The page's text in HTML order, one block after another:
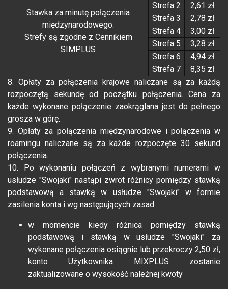
Stawka za minutę połączenia
międzynarodowego.
Strefy są zgodne z Cennikiem
SIMPLUS
Strefa 2
2,61 zł
Strefa 3
2,78 zł
Strefa 4
3,00 zł
Strefa 5
3,28 zł
Strefa 6
4,94 zł
Strefa 7
8,35 zł
8. Opłaty za połączenia krajowe naliczane są za każdą
rozpoczętą sekundę od początku połączenia. Cena za
każde wykonane połączenie zaokrąglana jest do pełnego
grosza w górę.
9. Opłaty za połączenia międzynarodowe i połączenia w
roamingu naliczane są za każde rozpoczęte 30 sekund
połączenia.
10. Po wykonaniu połączeń z wybranymi numerami w
usłudze "Swojaki" nastąpi zwrot różnicy pomiędzy stawką
podstawową a stawką w usłudze "Swojaki" w formie
zasilenia konta i wg następujących zasad:
w momencie kiedy różnica pomiędzy stawką
podstawową i stawką w usłudze "Swojaki" za
wykonane połączenia osiągnie lub przekroczy 2,50 zł,
konto Użytkownika MIXPLUS zostanie
zaktualizowane o wysokość należnej kwoty